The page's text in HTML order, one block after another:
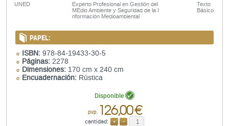
UNED
Experto Profesional en Gestión del
MEdio Ambiente y Seguridad de la I
nformación Medioambiental
Texto
Básico
PAPEL:
ISBN: 978-84-19433-30-5
Páginas: 2278
Dimensiones: 170 cm x 240 cm
Encuadernación: Rústica
Disponible
pvp. 126,00 €
cantidad: